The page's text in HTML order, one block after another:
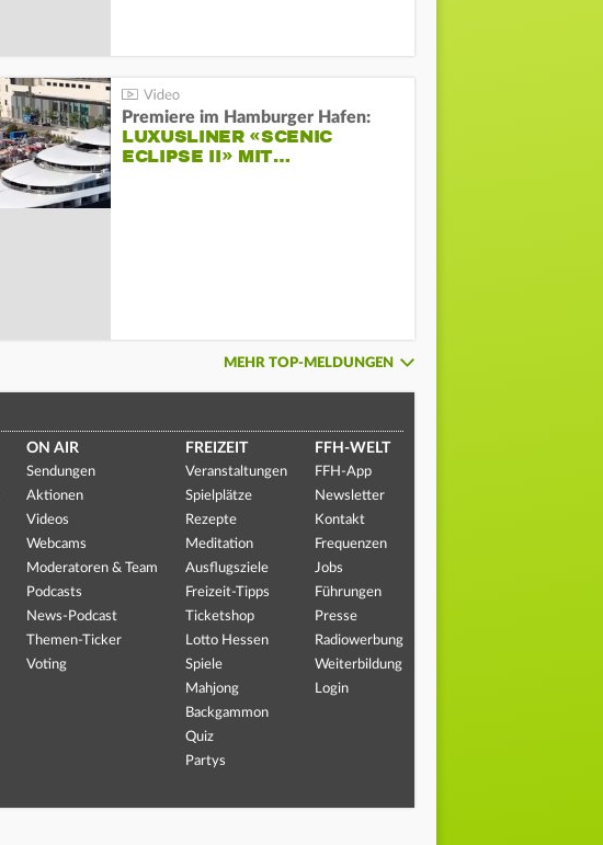
Premiere im Hamburger Hafen:
LUXUSLINER «SCENIC
ECLIPSE II» MIT…
MEHR TOP-MELDUNGEN
ON AIR
Sendungen
Aktionen
Videos
Webcams
Moderatoren & Team
Podcasts
News-Podcast
Themen-Ticker
Voting
FREIZEIT
Veranstaltungen
Spielplätze
Rezepte
Meditation
Ausflugsziele
Freizeit-Tipps
Ticketshop
Lotto Hessen
Spiele
Mahjong
Backgammon
Quiz
Partys
FFH-WELT
FFH-App
Newsletter
Kontakt
Frequenzen
Jobs
Führungen
Presse
Radiowerbung
Weiterbildung
Login